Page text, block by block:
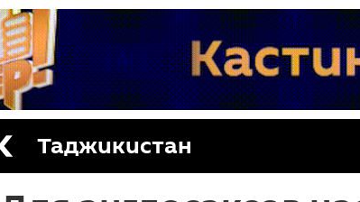
Таджикистан